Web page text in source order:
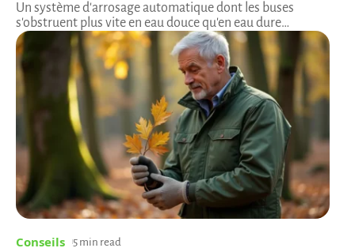
Un système d'arrosage automatique dont les buses
s'obstruent plus vite en eau douce qu'en eau dure…
Conseils 5 min read